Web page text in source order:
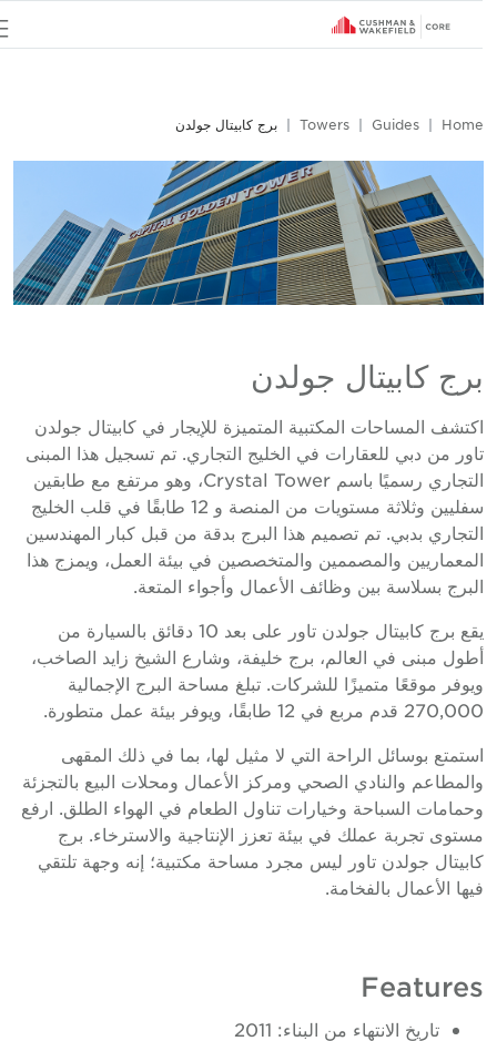
Home
Guides
Towers برج كابيتال جولدن
برج كابيتال جولدن
اكتشف المساحات المكتبية المتميزة للإيجار في كابيتال جولدن
تاور من دبي للعقارات في الخليج التجاري. تم تسجيل هذا المبنى
التجاري رسميًا باسم Crystal Tower، وهو مرتفع مع طابقين
سفليين وثلاثة مستويات من المنصة و 12 طابقًا في قلب الخليج
التجاري بدبي. تم تصميم هذا البرج بدقة من قبل كبار المهندسين
المعماريين والمصممين والمتخصصين في بيئة العمل، ويمزج هذا
البرج بسلاسة بين وظائف الأعمال وأجواء المتعة.
يقع برج كابيتال جولدن تاور على بعد 10 دقائق بالسيارة من
أطول مبنى في العالم، برج خليفة، وشارع الشيخ زايد الصاخب،
ويوفر موقعًا متميزًا للشركات. تبلغ مساحة البرج الإجمالية
270,000 قدم مربع في 12 طابقًا، ويوفر بيئة عمل متطورة.
استمتع بوسائل الراحة التي لا مثيل لها، بما في ذلك المقهى
والمطاعم والنادي الصحي ومركز الأعمال ومحلات البيع بالتجزئة
وحمامات السباحة وخيارات تناول الطعام في الهواء الطلق. ارفع
مستوى تجربة عملك في بيئة تعزز الإنتاجية والاسترخاء. برج
كابيتال جولدن تاور ليس مجرد مساحة مكتبية؛ إنه وجهة تلتقي
فيها الأعمال بالفخامة.
Features
تاريخ الانتهاء من البناء: 2011